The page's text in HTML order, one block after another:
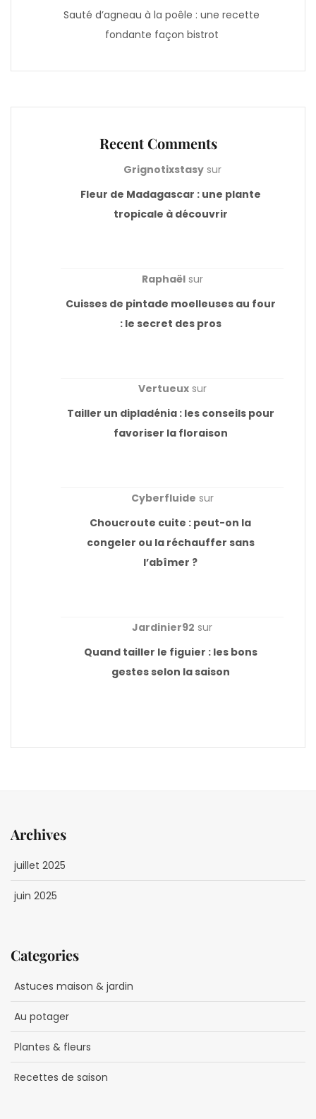
Sauté d’agneau à la poêle : une recette
fondante façon bistrot
Recent Comments
Grignotixstasysur
Fleur de Madagascar : une plante
tropicale à découvrir
Raphaëlsur
Cuisses de pintade moelleuses au four
: le secret des pros
Vertueuxsur
Tailler un dipladénia : les conseils pour
favoriser la floraison
Cyberfluide sur
Choucroute cuite : peut-on la
congeler ou la réchauffer sans
l’abîmer ?
Jardinier92 sur
Quand tailler le figuier : les bons
gestes selon la saison
Archives
juillet 2025
juin 2025
Categories
Astuces maison & jardin
Au potager
Plantes & fleurs
Recettes de saison